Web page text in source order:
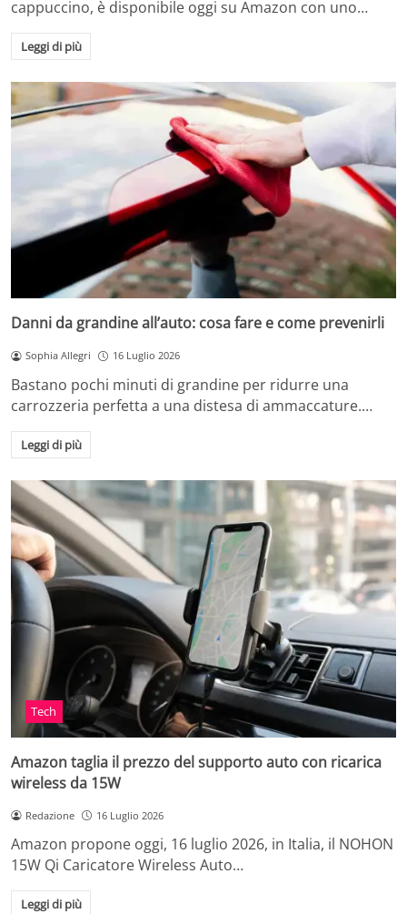
cappuccino, è disponibile oggi su Amazon con uno…
Leggi di più
Danni da grandine all’auto: cosa fare e come prevenirli
Sophia Allegri 16 Luglio 2026
Bastano pochi minuti di grandine per ridurre una
carrozzeria perfetta a una distesa di ammaccature.…
Leggi di più
Tech
Amazon taglia il prezzo del supporto auto con ricarica
wireless da 15W
Redazione 16 Luglio 2026
Amazon propone oggi, 16 luglio 2026, in Italia, il NOHON
15W Qi Caricatore Wireless Auto…
Leggi di più